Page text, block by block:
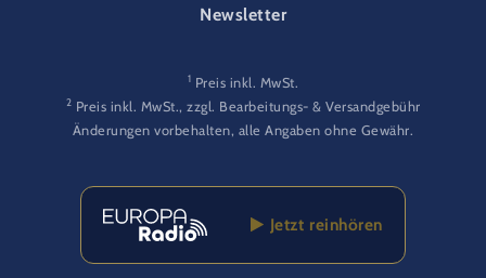
FOOTER-GATEWAY
Newsletter
1 Preis inkl. MwSt.
2 Preis inkl. MwSt., zzgl. Bearbeitungs- & Versandgebühr
Änderungen vorbehalten, alle Angaben ohne Gewähr.
Jetzt reinhören